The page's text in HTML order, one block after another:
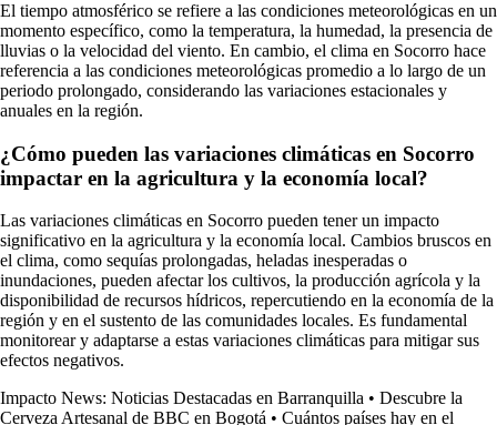
El tiempo atmosférico se refiere a las condiciones meteorológicas en un
momento específico, como la temperatura, la humedad, la presencia de
lluvias o la velocidad del viento. En cambio, el clima en Socorro hace
referencia a las condiciones meteorológicas promedio a lo largo de un
periodo prolongado, considerando las variaciones estacionales y
anuales en la región.
¿Cómo pueden las variaciones climáticas en Socorro
impactar en la agricultura y la economía local?
Las variaciones climáticas en Socorro pueden tener un impacto
significativo en la agricultura y la economía local. Cambios bruscos en
el clima, como sequías prolongadas, heladas inesperadas o
inundaciones, pueden afectar los cultivos, la producción agrícola y la
disponibilidad de recursos hídricos, repercutiendo en la economía de la
región y en el sustento de las comunidades locales. Es fundamental
monitorear y adaptarse a estas variaciones climáticas para mitigar sus
efectos negativos.
Impacto News: Noticias Destacadas en Barranquilla • Descubre la
Cerveza Artesanal de BBC en Bogotá • Cuántos países hay en el